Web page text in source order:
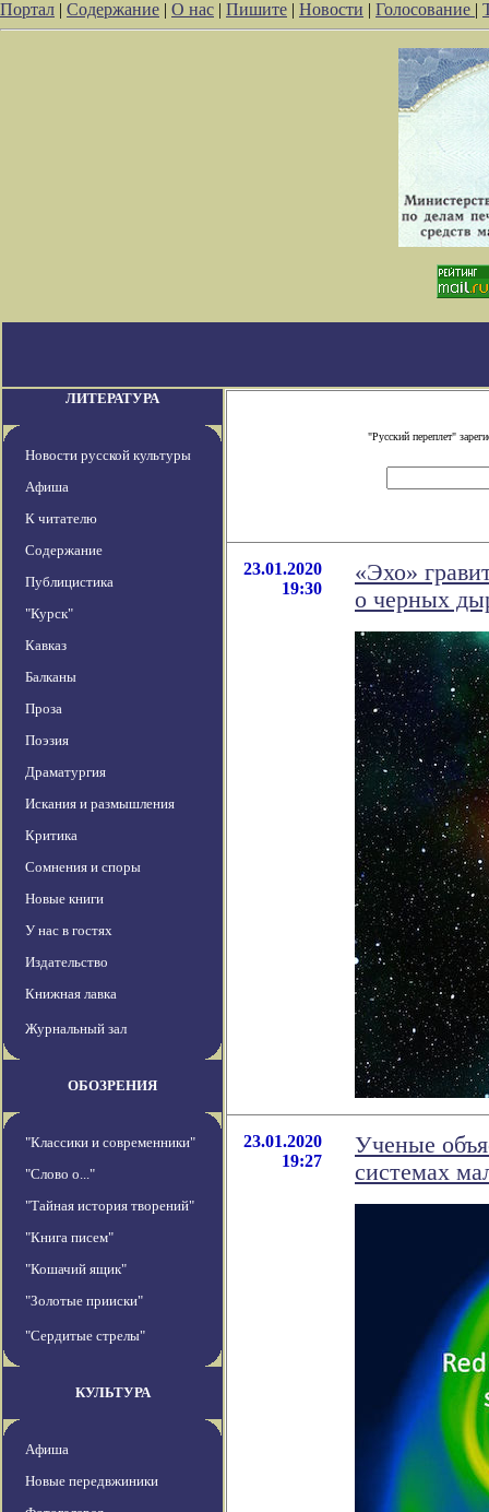
Портал | Содержание | О нас | Пишите | Новости | Голосование |
ЛИТЕРАТУРА
Новости русской культуры
Афиша
К читателю
Содержание
Публицистика
"Курск"
Кавказ
Балканы
Проза
Поэзия
Драматургия
Искания и размышления
Критика
Сомнения и споры
Новые книги
У нас в гостях
Издательство
Книжная лавка
Журнальный зал
ОБОЗРЕНИЯ
"Классики и современники"
"Слово о..."
"Тайная история творений"
"Книга писем"
"Кошачий ящик"
"Золотые прииски"
"Сердитые стрелы"
КУЛЬТУРА
Афиша
Новые передвжиники
"Русский переплет"
23.01.2020
19:30
«Эхо»
о черных
23.01.2020
19:27
Ученые
системах